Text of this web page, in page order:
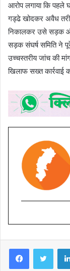
आरोप लगाया कि पहले
गड्ढे खोदकर अवैध
निकालकर उसे सड़क और
सड़क संघर्ष समिति ने
उच्चस्तरीय जांच की
खिलाफ सख्त कार्रवाई
Facebook